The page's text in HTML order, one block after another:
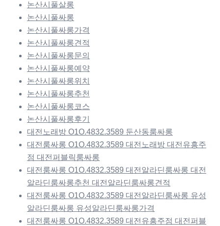
논산시풀살롱
논산시풀싸롱
논산시풀싸롱가격
논산시풀싸롱견적
논산시풀싸롱문의
논산시풀싸롱예약
논산시풀싸롱위치
논산시풀싸롱추천
논산시풀싸롱코스
논산시풀싸롱후기
대전노래방 O1O.4832.3589 둔산동룸싸롱
대전룸싸롱 O1O.4832.3589 대전노래방 대전유흥주
점 대전퍼블릭룸싸롱
대전룸싸롱 O1O.4832.3589 대전알라딘룸싸롱 대전
알라딘룸싸롱추천 대전알라딘룸싸롱견적
대전룸싸롱 O1O.4832.3589 대전알라딘룸싸롱 유성
알라딘룸싸롱 유성알라딘룸싸롱가격
대전룸싸롱 O1O.4832.3589 대전유흥주점 대전퍼블